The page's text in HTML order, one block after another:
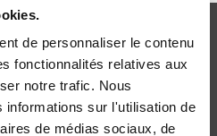
de personnaliser le contenu
fonctionnalités relatives aux
notre trafic. Nous
informations sur l'utilisation de
de médias sociaux, de